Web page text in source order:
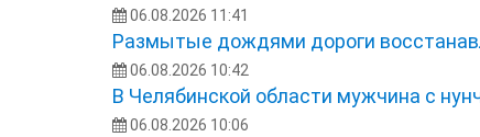
06.08.2026 11:41
Размытые дождями дороги
06.08.2026 10:42
В Челябинской области мужчина с
06.08.2026 10:06